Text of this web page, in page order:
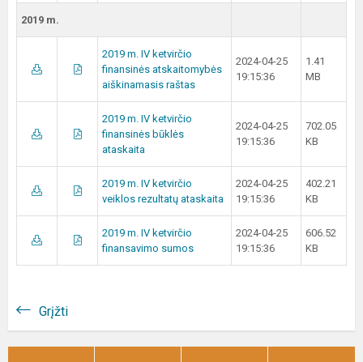
2019 m.
2019 m. IV ketvirčio
finansinės atskaitomybės
aiškinamasis raštas
2024-04-25
19:15:36
1.41
MB
2019 m. IV ketvirčio
finansinės būklės
ataskaita
2024-04-25
19:15:36
702.05
KB
2019 m. IV ketvirčio
veiklos rezultatų ataskaita
2024-04-25
19:15:36
402.21
KB
2019 m. IV ketvirčio
finansavimo sumos
2024-04-25
19:15:36
606.52
KB
Grįžti